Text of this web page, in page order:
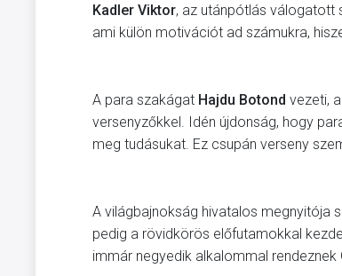
Kadler Viktor, az utánpótlás válogatott
ami külön motivációt ad számukra,
A para szakágat Hajdu Botond vezeti,
versenyzőkkel. Idén újdonság, hogy
meg tudásukat. Ez csupán verseny
A világbajnokság hivatalos megnyitója
pedig a rövidkörös előfutamokkal
immár negyedik alkalommal rendeznek